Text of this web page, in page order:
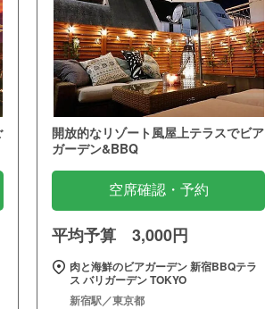
開放的なリゾート風屋上テラスでビア
ガーデン&BBQ
空席確認・予約
平均予算 3,000円
肉と海鮮のビアガーデン 新宿BBQテラ
ス バリガーデン TOKYO
新宿駅／東京都